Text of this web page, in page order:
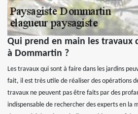
Qui prend en main les travaux
à Dommartin ?
Les travaux qui sont à faire dans les jardins
fait, il est très utile de réaliser des opérations
travaux ne peuvent pas être faits par des
indispensable de rechercher des experts en la